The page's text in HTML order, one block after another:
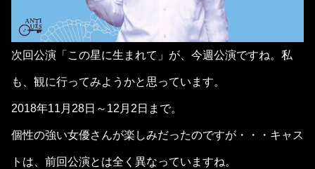
次回公演「この星に生まれて」が、今週公演ですね。私
も、観に行ってみようかと思っています。
2018年11月28日～12月2日まで。
個性の強い女優さんが楽しみだったのですが・・・キャス
トは、前回公演とは全く異なっていますね。